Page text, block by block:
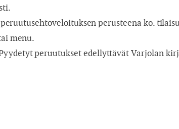
perusteena ko.
menu.
peruutukset edellyttävät Varjolan